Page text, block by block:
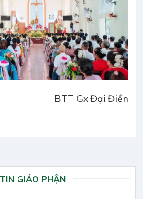
BTT Gx Đại Điền
TIN GIÁO PHẬN